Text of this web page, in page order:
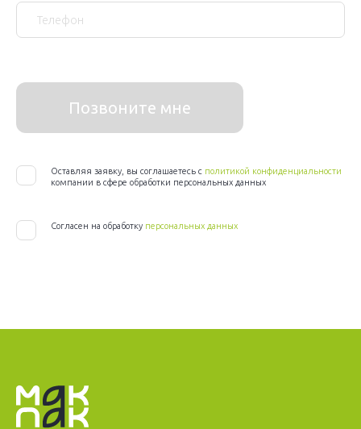
Позвоните мне
Оставляя заявку, вы соглашаетесь с политикой конфиденциальности
компании в сфере обработки персональных данных
Согласен на обработку персональных данных